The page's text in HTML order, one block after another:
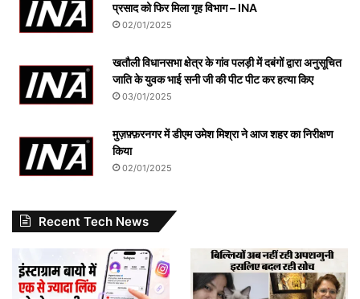
प्रसाद को फिर मिला गृह विभाग – INA
02/01/2025
खतौली विधानसभा क्षेत्र के गांव पलड़ी में दबंगों द्वारा अनुसूचित
जाति के युवक भाई सनी जी की पीट पीट कर हत्या किए
03/01/2025
मुज़फ़्फ़रनगर में डीएम उमेश मिश्रा ने आज शहर का निरीक्षण
किया
02/01/2025
Recent Tech News